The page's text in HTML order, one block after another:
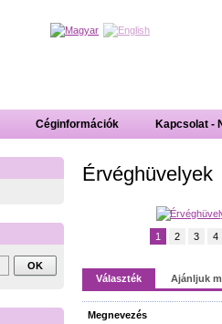
Céginformációk Kapcsolat -
Érvéghüvelyek
1 2 3 4
Választék Ajánljuk
Megnevezés